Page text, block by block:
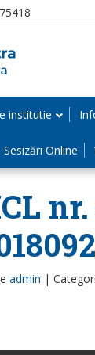
institutie
Sesizări Online
admin |